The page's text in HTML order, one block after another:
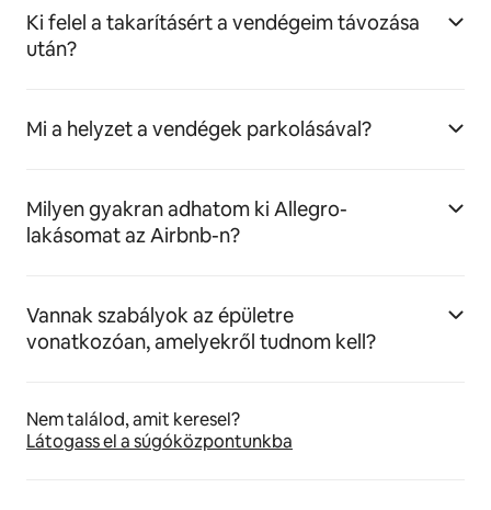
Ki felel a takarításért a vendégeim távozása
után?
Mi a helyzet a vendégek parkolásával?
Milyen gyakran adhatom ki Allegro-
lakásomat az Airbnb-n?
Vannak szabályok az épületre
vonatkozóan, amelyekről tudnom kell?
Nem találod, amit keresel?
Látogass el a súgóközpontunkba